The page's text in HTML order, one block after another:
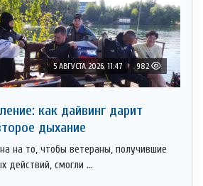
5 АВГУСТА 2026, 11:47 982
как дайвинг дарит
дыхание
на то, чтобы ветераны, получившие
действий, смогли ...